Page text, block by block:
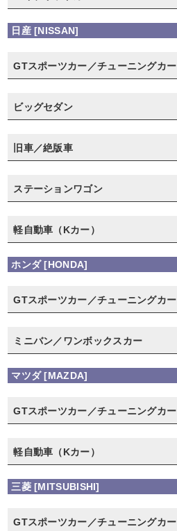
日産 [NISSAN]
GTスポーツカー／チューニングカー
ビッグセダン
旧車／絶版車
ステーションワゴン
軽自動車（Kカー）
ホンダ [HONDA]
GTスポーツカー／チューニングカー
ミニバン／ワンボックスカー
マツダ [MAZDA]
GTスポーツカー／チューニングカー
軽自動車（Kカー）
三菱 [MITSUBISHI]
GTスポーツカー／チューニングカー